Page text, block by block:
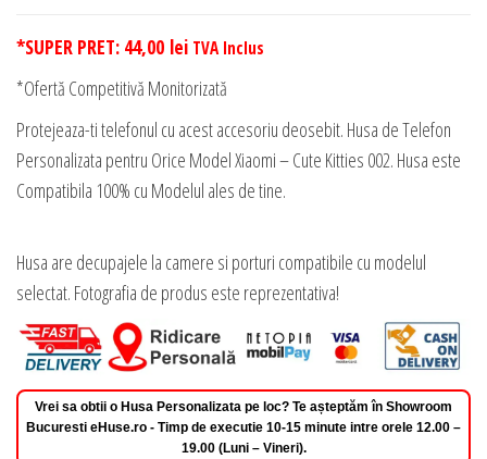
*SUPER PRET: 44,00 lei TVA Inclus
*Ofertă Competitivă Monitorizată
Protejeaza-ti telefonul cu acest accesoriu deosebit. Husa de Telefon
Personalizata pentru Orice Model Xiaomi – Cute Kitties 002. Husa este
Compatibila 100% cu Modelul ales de tine.
Husa are decupajele la camere si porturi compatibile cu modelul
selectat. Fotografia de produs este reprezentativa!
Vrei sa obtii o Husa Personalizata pe loc? Te așteptăm în Showroom
Bucuresti eHuse.ro - Timp de executie 10-15 minute intre orele 12.00 –
19.00 (Luni – Vineri).